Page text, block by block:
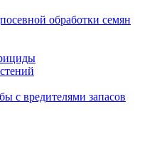
обработки семян
с вредителями запасов